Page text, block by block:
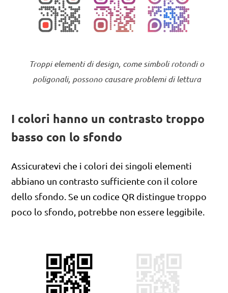
Troppi elementi di design, come simboli rotondi o
poligonali, possono causare problemi di lettura
I colori hanno un contrasto troppo
basso con lo sfondo
Assicuratevi che i colori dei singoli elementi
abbiano un contrasto sufficiente con il colore
dello sfondo. Se un codice QR distingue troppo
poco lo sfondo, potrebbe non essere leggibile.